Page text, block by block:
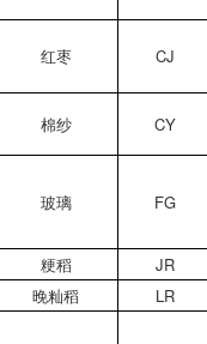
红枣 CJ
棉纱 CY
玻璃 FG
粳稻
JR
晚籼稻
LR